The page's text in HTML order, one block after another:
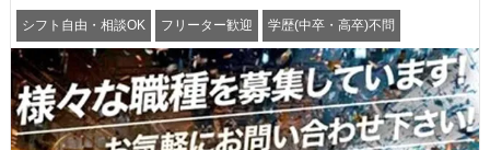
シフト自由・相談OK フリーター歓迎 学歴(中卒・高卒)不問
髪型・髪色自由 交通費支給